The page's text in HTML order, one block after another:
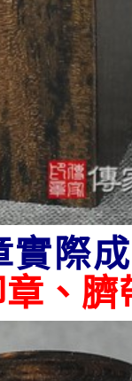
實際
、